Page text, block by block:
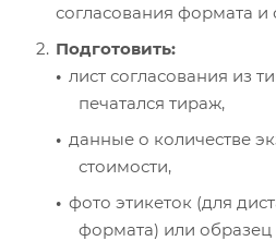
согласования формата и
Подготовить:
лист согласования из
печатался тираж,
данные о количестве
стоимости,
фото этикеток (для
формата) или образец